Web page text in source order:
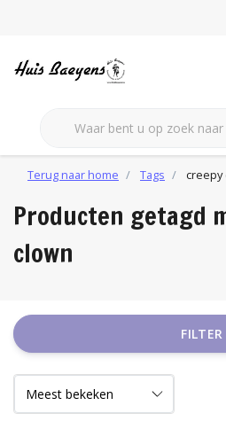
Terug naar home Tags creepy
Producten getagd
clown
FILTER